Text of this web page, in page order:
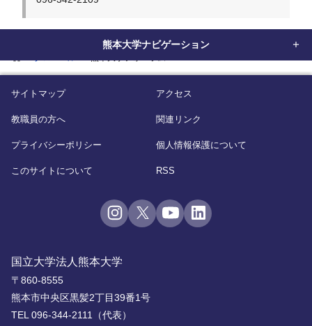
熊本大学ナビゲーション
国立大学法人熊本大学
〒860-8555
熊本市中央区黒髪2丁目39番1号
TEL 096-344-2111（代表）
サイトマップ アクセス
教職員の方へ 関連リンク
プライバシーポリシー 個人情報保護について
このサイトについて RSS